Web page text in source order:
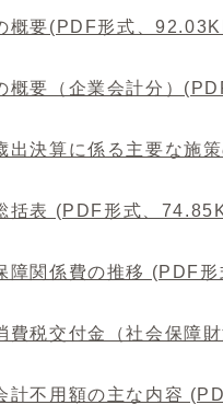
概要(PDF形式、
概要（企業会計分）
出決算に係る主要な施
括表 (PDF形式、
障関係費の推移 (PDF
費税交付金（社会保障
計不用額の主な内容